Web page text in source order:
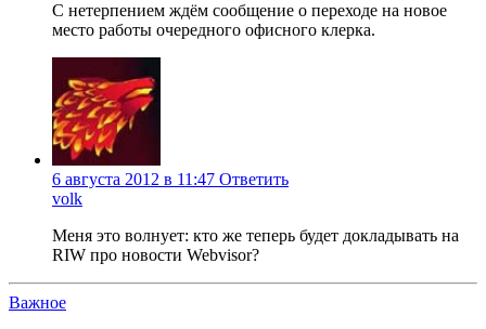
С нетерпением ждём сообщение о переходе на новое
место работы очередного офисного клерка.
6 августа 2012 в 11:47 Ответить
volk
Меня это волнует: кто же теперь будет докладывать на
RIW про новости Webvisor?
Важное